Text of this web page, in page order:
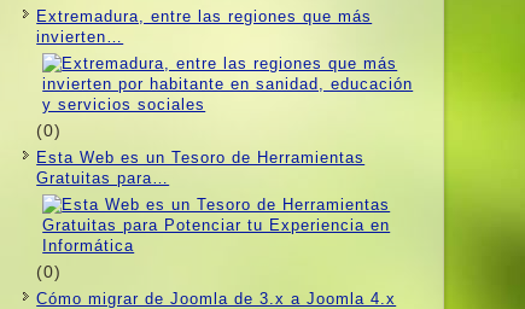
Extremadura, entre las regiones que más
invierten…
(0)
Esta Web es un Tesoro de Herramientas
Gratuitas para…
(0)
Cómo migrar de Joomla de 3.x a Joomla 4.x